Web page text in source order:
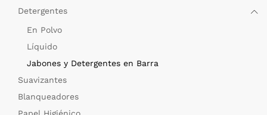
Detergentes
En Polvo
Líquido
Jabones y Detergentes en Barra
Suavizantes
Blanqueadores